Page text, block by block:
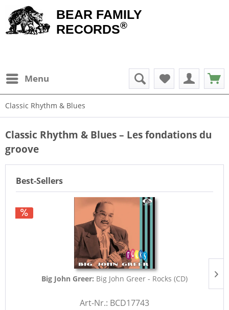
BEAR FAMILY
RECORDS®
Menu
Classic Rhythm & Blues
Classic Rhythm & Blues – Les fondations du
groove
Best-Sellers
Big John Greer: Big John Greer - Rocks (CD)
Art-Nr.: BCD17743